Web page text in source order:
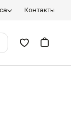
Контакты